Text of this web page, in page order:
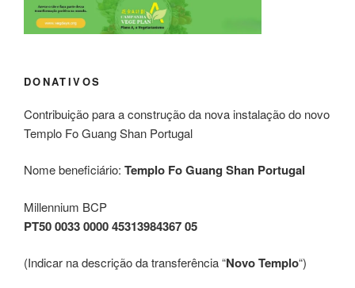
DONATIVOS
Contribuição para a construção da nova instalação do novo
Templo Fo Guang Shan Portugal
Nome beneficiário: Templo Fo Guang Shan Portugal
Millennium BCP
PT50 0033 0000 45313984367 05
(Indicar na descrição da transferência “Novo Templo“)